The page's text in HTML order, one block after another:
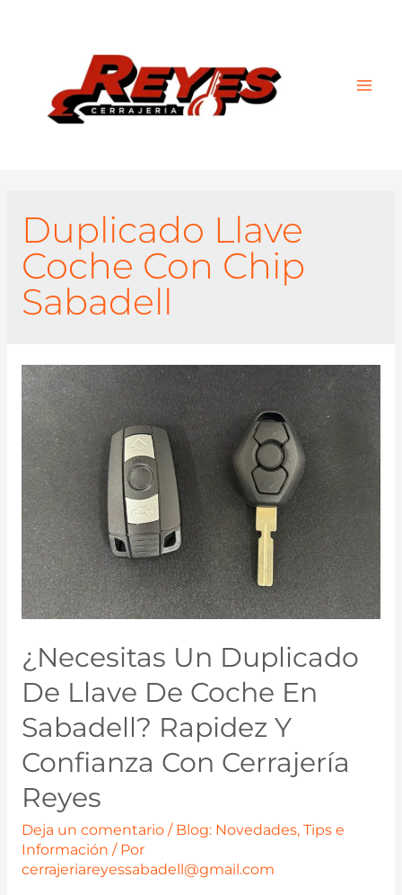
Duplicado Llave
Coche Con Chip
Sabadell
¿Necesitas Un Duplicado
De Llave De Coche En
Sabadell? Rapidez Y
Confianza Con Cerrajería
Reyes
Deja un comentario / Blog: Novedades, Tips e
Información / Por
cerrajeriareyessabadell@gmail.com